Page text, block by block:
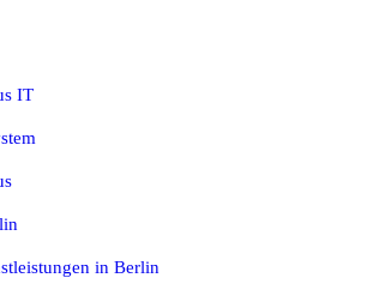
IT
in Berlin